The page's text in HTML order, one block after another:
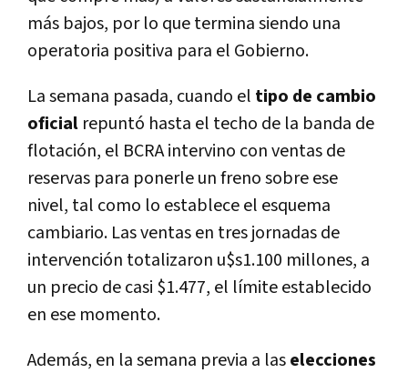
más bajos, por lo que termina siendo una
operatoria positiva para el Gobierno.
La semana pasada, cuando el tipo de cambio
oficial repuntó hasta el techo de la banda de
flotación, el BCRA intervino con ventas de
reservas para ponerle un freno sobre ese
nivel, tal como lo establece el esquema
cambiario. Las ventas en tres jornadas de
intervención totalizaron u$s1.100 millones, a
un precio de casi $1.477, el límite establecido
en ese momento.
Además, en la semana previa a laselecciones